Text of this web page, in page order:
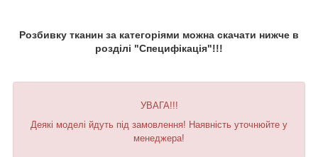
Розбивку тканин за категоріями можна скачати нижче в
розділі "Специфікація"!!!
УВАГА!!!
Деякі моделі йдуть під замовлення! Наявність уточнюйте у
менеджера!